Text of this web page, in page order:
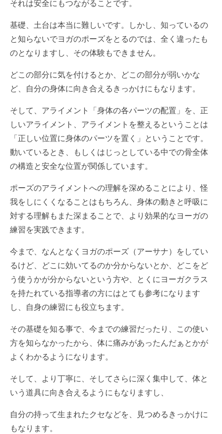
それは安全にもつながることです。
基礎、土台は本当に難しいです。しかし、知っているの
と知らないでヨガのポーズをとるのでは、全く違ったも
のとなりますし、その体験もできません。
どこの部分に気を付けるとか、どこの部分が弱いかな
ど、自分の身体に向き合えるきっかけにもなります。
そして、アライメント「身体の各パーツの配置」を、正
しいアライメント、アライメントを整えるということは
「正しい位置に身体のパーツを置く」ということです。
動いているとき、もしくはじっとしている中での骨全体
の構造と安全な位置が関係しています。
ポーズのアライメントへの理解を深めることにより、怪
我をしにくくなることはもちろん、身体の動きと呼吸に
対する理解もまた深まることで、より効果的なヨーガの
練習を実践できます。
今まで、なんとなくヨガのポーズ（アーサナ）をしてい
るけど、どこに効いてるのか分からないとか、どこをど
う使うかが分からないという方や、とくにヨーガクラス
を持たれている指導者の方にはとても参考になります
し、自身の練習にも役立ちます。
その基礎を知る事で、今までの練習だったり、この使い
方を知らなかったから、体に痛みがあったんだぁとかが
よくわかるようになります。
そして、より丁寧に、そしてさらに深く集中して、体と
いう道具に向き合えるようにもなりますし、
自分の持って生まれたクセなどを、見つめるきっかけに
もなります。